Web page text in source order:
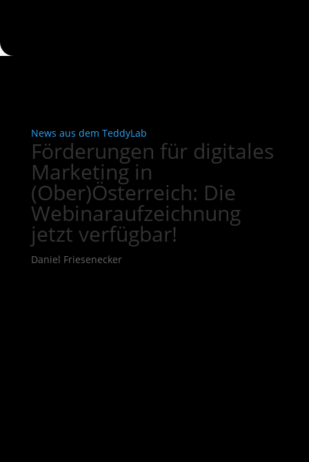
News aus dem TeddyLab
Förderungen für digitales
Marketing in
(Ober)Österreich: Die
Webinaraufzeichnung
jetzt verfügbar!
Daniel Friesenecker